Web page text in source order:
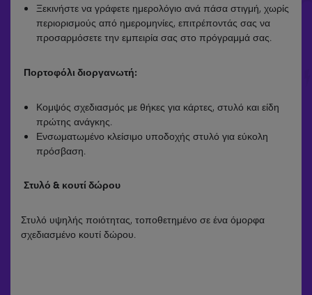
Ξεκινήστε να γράφετε ημερολόγιο ανά πάσα στιγμή, χωρίς
περιορισμούς από ημερομηνίες, επιτρέποντάς σας να
προσαρμόσετε την εμπειρία σας στο πρόγραμμά σας.
Πορτοφόλι διοργανωτή:
Κομψός σχεδιασμός με θήκες για κάρτες, στυλό και είδη
πρώτης ανάγκης.
Ενσωματωμένο κλείσιμο υποδοχής στυλό για εύκολη
πρόσβαση.
Στυλό & κουτί δώρου
Στυλό υψηλής ποιότητας, τοποθετημένο σε ένα όμορφα
σχεδιασμένο κουτί δώρου.